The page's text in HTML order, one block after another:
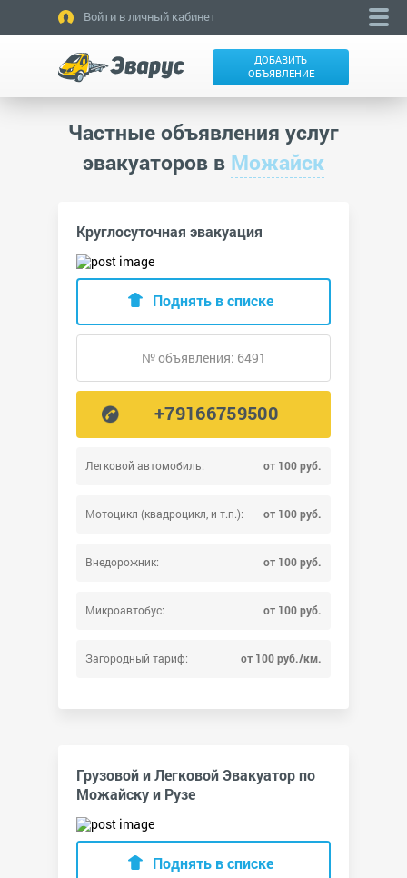
Войти в личный кабинет
ДОБАВИТЬ
ОБЪЯВЛЕНИЕ
Частные объявления услуг
эвакуаторов в Можайск
Круглосуточная эвакуация
Легковой автомобиль: от 100 руб.
Мотоцикл (квадроцикл, и т.п.): от 100 руб.
Внедорожник: от 100 руб.
Микроавтобус: от 100 руб.
Загородный тариф: от 100 руб./км.
Поднять в списке
№ объявления: 6491
+79166759500
Грузовой и Легковой Эвакуатор по
Можайску и Рузе
Поднять в списке